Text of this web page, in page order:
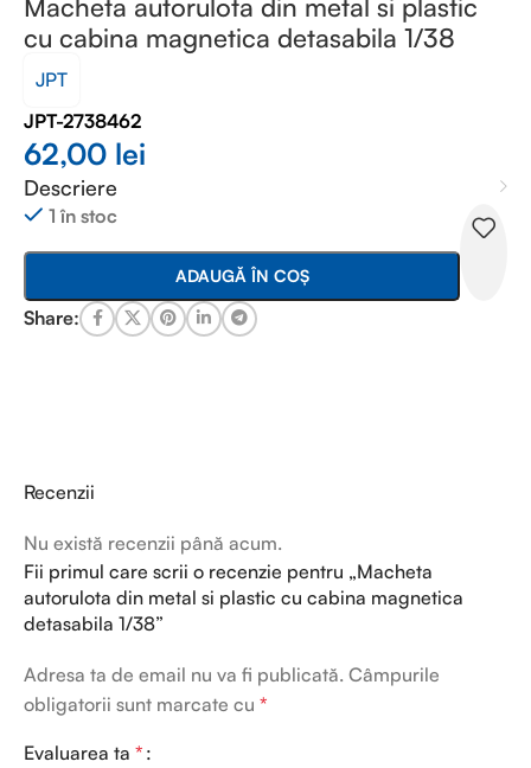
cu cabina magnetica detasabila 1/38
JPT
JPT-2738462
62,00 lei
Descriere
1 în stoc
ADAUGĂ ÎN COȘ
Share:
Recenzii
Nu există recenzii până acum.
Fii primul care scrii o recenzie pentru „Macheta
autorulota din metal si plastic cu cabina magnetica
detasabila 1/38”
Adresa ta de email nu va fi publicată. Câmpurile
obligatorii sunt marcate cu *
Evaluarea ta *